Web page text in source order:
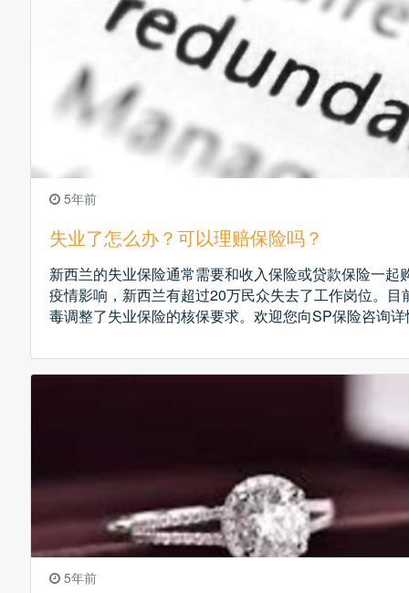
5年前
失业了怎么办？可以理赔保险吗？
新西兰的失业保险通常需要和收入保险或贷款保险一起
疫情影响，新西兰有超过20万民众失去了工作岗位。
毒调整了失业保险的核保要求。欢迎您向SP保险咨询
5年前